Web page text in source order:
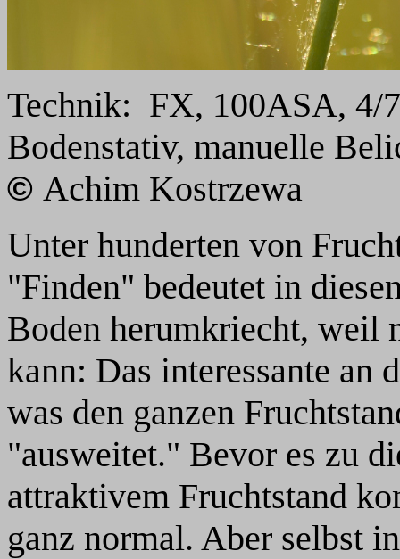
Technik: FX, 100ASA, 4/
Bodenstativ, manuelle
© Achim Kostrzewa
Unter hunderten von
"Finden" bedeutet in
Boden herumkriecht, weil
kann: Das interessante an
was den ganzen
"ausweitet." Bevor es zu
attraktivem Fruchtstand
ganz normal. Aber selbst